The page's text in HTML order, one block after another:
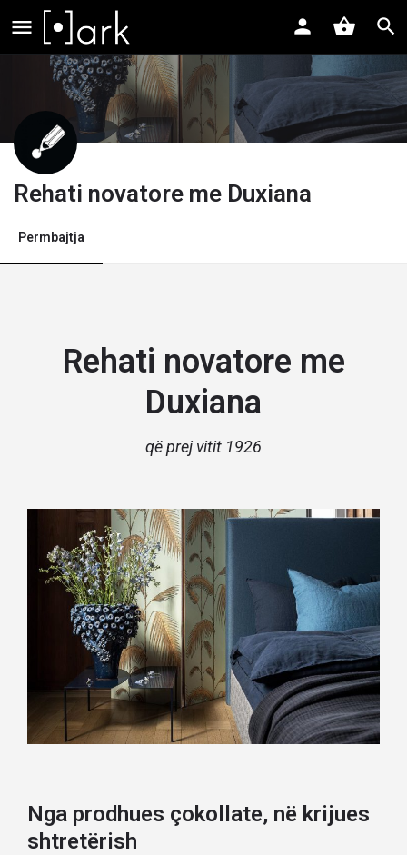
Rehati novatore me Duxiana
Permbajtja
Rehati novatore me
Duxiana
që prej vitit 1926
Nga prodhues çokollate, në krijues
shtretërish